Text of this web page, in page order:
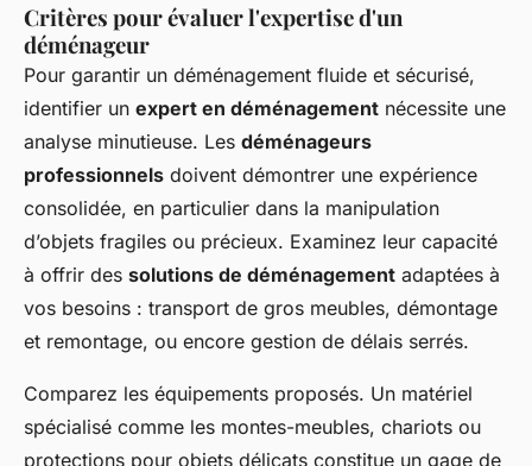
Critères pour évaluer l'expertise d'un
déménageur
Pour garantir un déménagement fluide et sécurisé,
identifier un expert en déménagement nécessite une
analyse minutieuse. Les déménageurs
professionnels doivent démontrer une expérience
consolidée, en particulier dans la manipulation
d’objets fragiles ou précieux. Examinez leur capacité
à offrir des solutions de déménagement adaptées à
vos besoins : transport de gros meubles, démontage
et remontage, ou encore gestion de délais serrés.
Comparez les équipements proposés. Un matériel
spécialisé comme les montes-meubles, chariots ou
protections pour objets délicats constitue un gage de